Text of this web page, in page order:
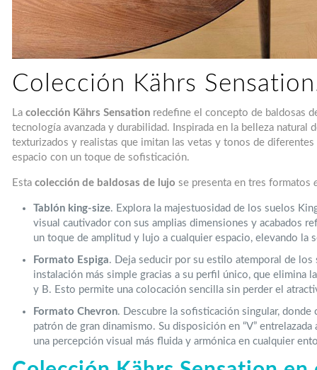
Colección Kährs
Lacolección Kährs Sensation redefine el concepto de baldosas
tecnología avanzada y durabilidad. Inspirada en la belleza natural
texturizados y realistas que imitan las vetas y tonos de
espacio con un toque de sofisticación.
Estacolección de baldosas de lujo se presenta en tres formatos
Tablón king-size. Explora la majestuosidad de los suelos
visual cautivador con sus amplias dimensiones y acabados
un toque de amplitud y lujo a cualquier espacio, elevando la
Formato Espiga. Deja seducir por su estilo atemporal de los
instalación más simple gracias a su perfil único, que elimina
y B. Esto permite una colocación sencilla sin perder el
Formato Chevron. Descubre la sofisticación singular,
patrón de gran dinamismo. Su disposición en “V”
una percepción visual más fluida y armónica en cualquier